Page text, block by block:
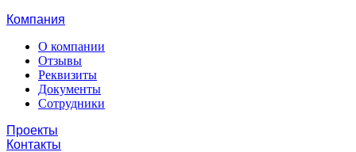
Компания
О компании
Отзывы
Реквизиты
Документы
Сотрудники
Проекты
Контакты